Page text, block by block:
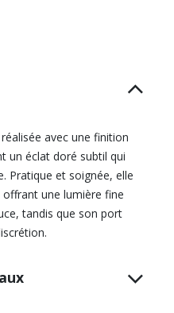
avec une finition
un éclat doré subtil qui
Pratique et soignée, elle
une lumière fine
tandis que son port